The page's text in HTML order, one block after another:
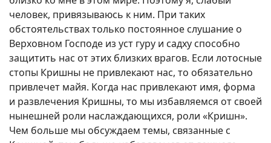
человек, привязываюсь к ним. При таких
обстоятельствах только постоянное слушание о
Верховном Господе из уст гуру и садху способно
защитить нас от этих близких врагов. Если лотосные
стопы Кришны не привлекают нас, то обязательно
привлечет майя. Когда нас привлекают имя, форма
и развлечения Кришны, то мы избавляемся от своей
нынешней роли наслаждающихся, роли «Кришн».
Чем больше мы обсуждаем темы, связанные с